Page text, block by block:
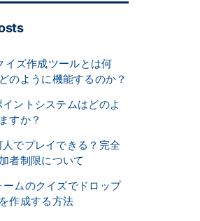
イズ作成ツールとは何
のように機能するのか？
ントシステムはどのよ
すか？
でプレイできる？完全
者制限について
ムのクイズでドロップ
作成する方法